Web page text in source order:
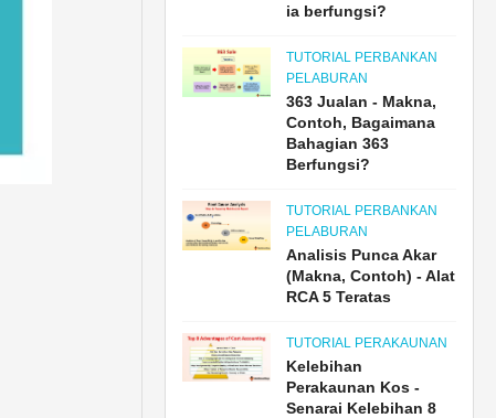
ia berfungsi?
TUTORIAL PERBANKAN
PELABURAN
363 Jualan - Makna,
Contoh, Bagaimana
Bahagian 363
Berfungsi?
TUTORIAL PERBANKAN
PELABURAN
Analisis Punca Akar
(Makna, Contoh) - Alat
RCA 5 Teratas
TUTORIAL PERAKAUNAN
Kelebihan
Perakaunan Kos -
Senarai Kelebihan 8